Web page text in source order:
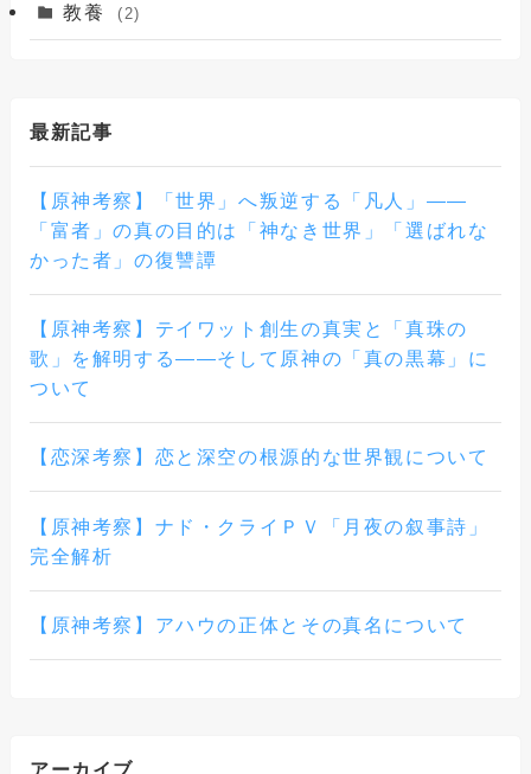
教養 (2)
最新記事
【原神考察】「世界」へ叛逆する「凡人」——
「富者」の真の目的は「神なき世界」「選ばれな
かった者」の復讐譚
【原神考察】テイワット創生の真実と「真珠の
歌」を解明する――そして原神の「真の黒幕」に
ついて
【恋深考察】恋と深空の根源的な世界観について
【原神考察】ナド・クライＰＶ「月夜の叙事詩」
完全解析
【原神考察】アハウの正体とその真名について
アーカイブ